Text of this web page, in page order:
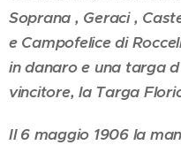
Soprana , Geraci ,
e Campofelice di
in danaro e una targa
vincitore, la Targa
Il 6 maggio 1906 la